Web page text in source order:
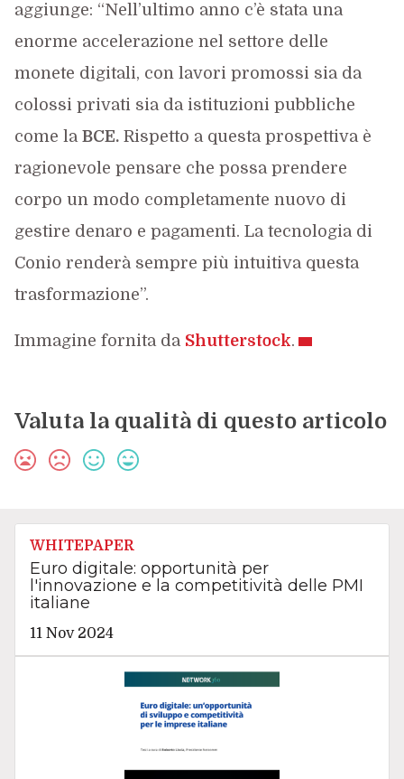
aggiunge: “Nell’ultimo anno c’è stata una
enorme accelerazione nel settore delle
monete digitali, con lavori promossi sia da
colossi privati sia da istituzioni pubbliche
come la BCE.Rispetto a questa prospettiva è
ragionevole pensare che possa prendere
corpo un modo completamente nuovo di
gestire denaro e pagamenti. La tecnologia di
Conio renderà sempre più intuitiva questa
trasformazione”.
Immagine fornita da Shutterstock.
Valuta la qualità di questo articolo
WHITEPAPER
Euro digitale: opportunità per
l'innovazione e la competitività delle PMI
italiane
11 Nov 2024